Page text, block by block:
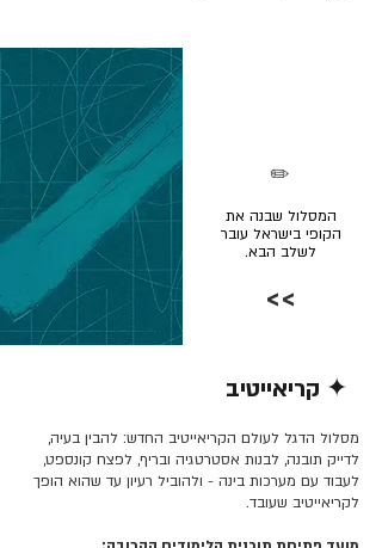
המסלול שבנה את
הקופי בישראל עובר
לשלב הבא.
✏️
>>
✦ קריאייטיב
מסלול הדגל לעולם הקריאייטיב החדש: להבין בעיה,
לדייק תובנה, לבנות אסטרטגיה ובריף, לפצח קונספט,
לעבוד עם מערכות בינה - ולהוביל רעיון עד שהוא הופך
לקריאייטיב שעובד.